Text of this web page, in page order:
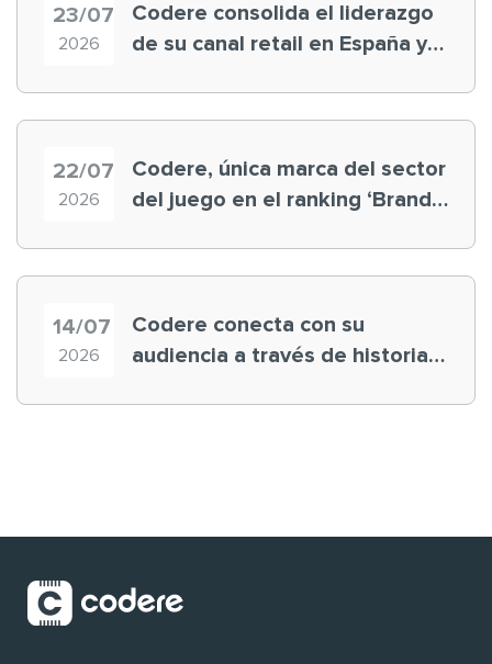
23/07
2026
Codere consolida el liderazgo
de su canal retail en España y
22/07
2026
Codere, única marca del sector
del juego en el ranking ‘Brand
14/07
2026
Codere conecta con su
audiencia a través de historias